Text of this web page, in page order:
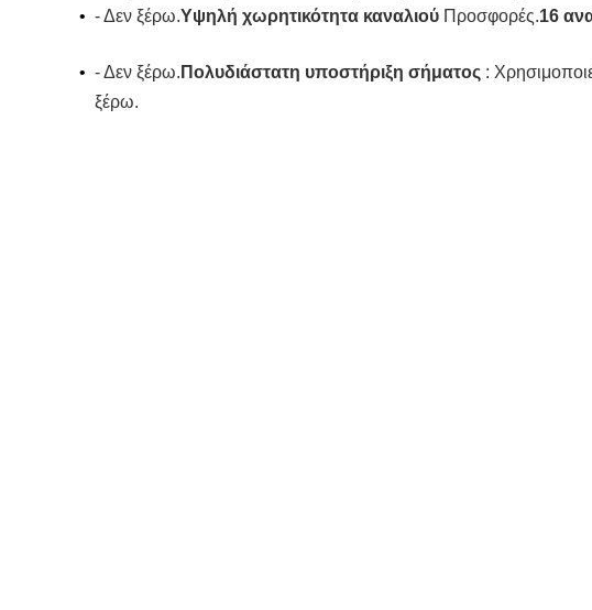
• - Δεν ξέρω.Υψηλή χωρητικότητα καναλιού Προσφορές.16
• - Δεν ξέρω. Πολυδιάστατη υποστήριξη σήματος :
ξέρω.